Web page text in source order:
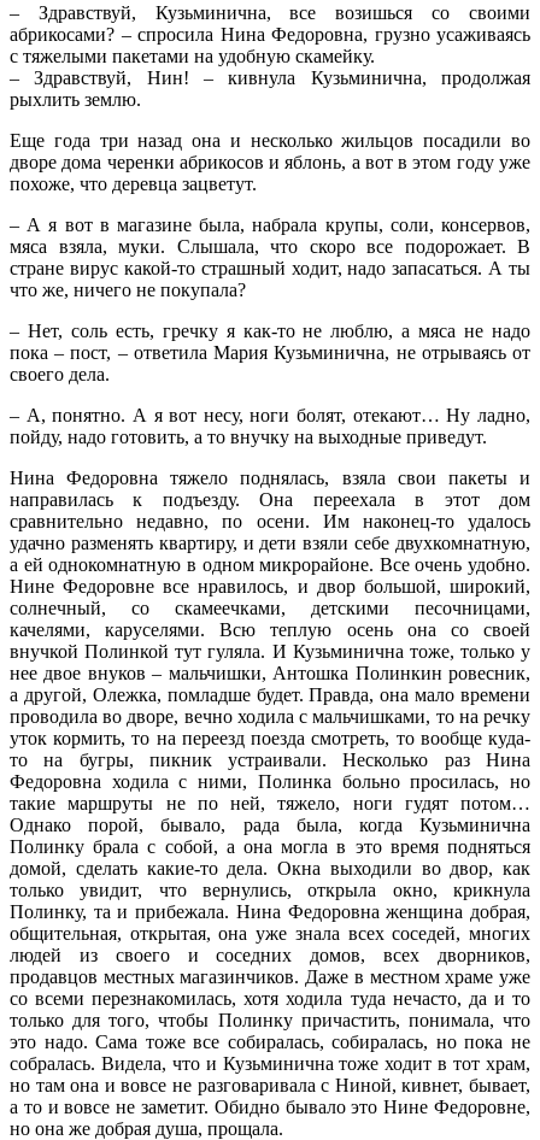
– Здравствуй, Кузьминична, все возишься со своими
абрикосами? – спросила Нина Федоровна, грузно усаживаясь
с тяжелыми пакетами на удобную скамейку.
– Здравствуй, Нин! – кивнула Кузьминична, продолжая
рыхлить землю.
Еще года три назад она и несколько жильцов посадили во
дворе дома черенки абрикосов и яблонь, а вот в этом году уже
похоже, что деревца зацветут.
– А я вот в магазине была, набрала крупы, соли, консервов,
мяса взяла, муки. Слышала, что скоро все подорожает. В
стране вирус какой-то страшный ходит, надо запасаться. А ты
что же, ничего не покупала?
– Нет, соль есть, гречку я как-то не люблю, а мяса не надо
пока – пост, – ответила Мария Кузьминична, не отрываясь от
своего дела.
– А, понятно. А я вот несу, ноги болят, отекают… Ну ладно,
пойду, надо готовить, а то внучку на выходные приведут.
Нина Федоровна тяжело поднялась, взяла свои пакеты и
направилась к подъезду. Она переехала в этот дом
сравнительно недавно, по осени. Им наконец-то удалось
удачно разменять квартиру, и дети взяли себе двухкомнатную,
а ей однокомнатную в одном микрорайоне. Все очень удобно.
Нине Федоровне все нравилось, и двор большой, широкий,
солнечный, со скамеечками, детскими песочницами,
качелями, каруселями. Всю теплую осень она со своей
внучкой Полинкой тут гуляла. И Кузьминична тоже, только у
нее двое внуков – мальчишки, Антошка Полинкин ровесник,
а другой, Олежка, помладше будет. Правда, она мало времени
проводила во дворе, вечно ходила с мальчишками, то на речку
уток кормить, то на переезд поезда смотреть, то вообще куда-
то на бугры, пикник устраивали. Несколько раз Нина
Федоровна ходила с ними, Полинка больно просилась, но
такие маршруты не по ней, тяжело, ноги гудят потом…
Однако порой, бывало, рада была, когда Кузьминична
Полинку брала с собой, а она могла в это время подняться
домой, сделать какие-то дела. Окна выходили во двор, как
только увидит, что вернулись, открыла окно, крикнула
Полинку, та и прибежала. Нина Федоровна женщина добрая,
общительная, открытая, она уже знала всех соседей, многих
людей из своего и соседних домов, всех дворников,
продавцов местных магазинчиков. Даже в местном храме уже
со всеми перезнакомилась, хотя ходила туда нечасто, да и то
только для того, чтобы Полинку причастить, понимала, что
это надо. Сама тоже все собиралась, собиралась, но пока не
собралась. Видела, что и Кузьминична тоже ходит в тот храм,
но там она и вовсе не разговаривала с Ниной, кивнет, бывает,
а то и вовсе не заметит. Обидно бывало это Нине Федоровне,
но она же добрая душа, прощала.